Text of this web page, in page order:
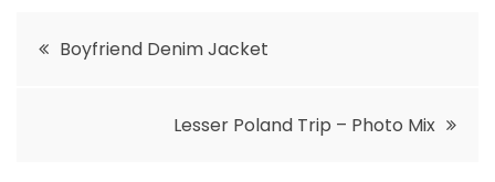
Nawigacja
Boyfriend Denim Jacket
Lesser Poland Trip – Photo Mix